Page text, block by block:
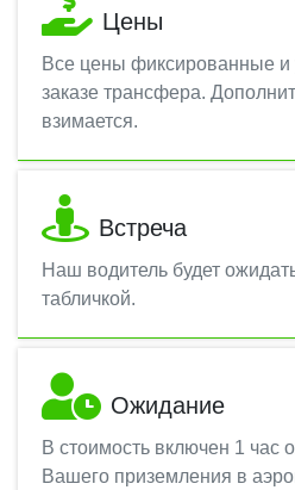
Цены
Все цены фиксированные и
заказе трансфера.
взимается.
Встреча
Наш водитель будет
табличкой.
Ожидание
В стоимость включен 1 час
Вашего приземления в